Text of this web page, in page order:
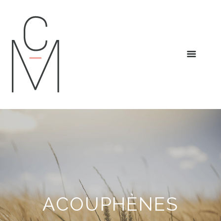
ACOUPHÈNES